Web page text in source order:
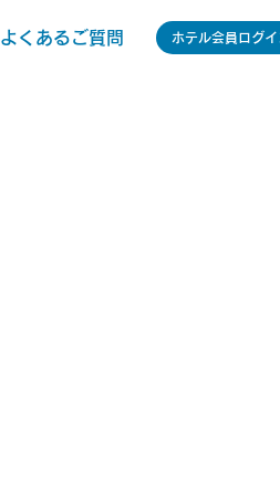
よくあるご質問 ホテル会員ログイ